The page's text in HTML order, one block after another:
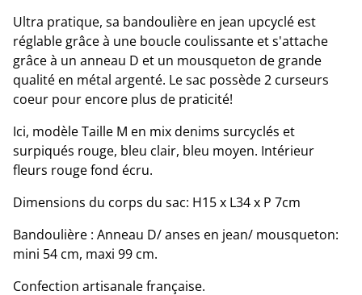
Ultra pratique, sa bandoulière en jean upcyclé est
réglable grâce à une boucle coulissante et s'attache
grâce à un anneau D et un mousqueton de grande
qualité en métal argenté. Le sac possède 2 curseurs
coeur pour encore plus de praticité!
Ici, modèle Taille M en mix denims surcyclés et
surpiqués rouge, bleu clair, bleu moyen. Intérieur
fleurs rouge fond écru.
Dimensions du corps du sac: H15 x L34 x P 7cm
Bandoulière : Anneau D/ anses en jean/ mousqueton:
mini 54 cm, maxi 99 cm.
Confection artisanale française.